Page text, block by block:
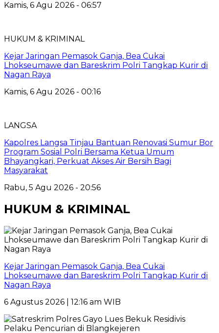
Kamis, 6 Agu 2026 - 06:57
HUKUM & KRIMINAL
Kejar Jaringan Pemasok Ganja, Bea Cukai
Lhokseumawe dan Bareskrim Polri Tangkap Kurir di
Nagan Raya
Kamis, 6 Agu 2026 - 00:16
LANGSA
Kapolres Langsa Tinjau Bantuan Renovasi Sumur Bor
Program Sosial Polri Bersama Ketua Umum
Bhayangkari, Perkuat Akses Air Bersih Bagi
Masyarakat
Rabu, 5 Agu 2026 - 20:56
HUKUM & KRIMINAL
Kejar Jaringan Pemasok Ganja, Bea Cukai
Lhokseumawe dan Bareskrim Polri Tangkap Kurir di
Nagan Raya
6 Agustus 2026 | 12:16 am WIB